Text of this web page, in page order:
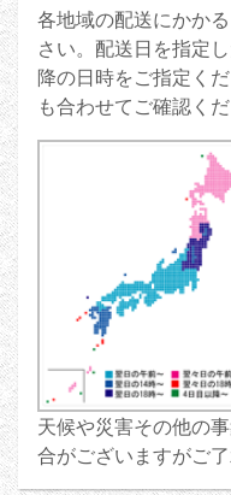
各地域の配送にかか
さい。配送日を指定
降の日時をご指定く
も合わせてご確認くだ
天候や災害その他の
合がございますがご了